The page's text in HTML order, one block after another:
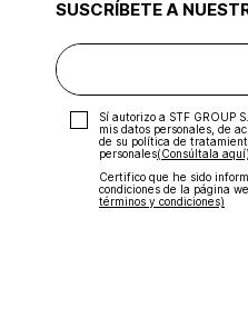
SUSCRÍBETE A
Sí autorizo a STF GROUP
mis datos personales, de
de su política de
personales‎(Consúltala aquí)
Certifico que he sido
condiciones de la página
términos y condiciones)